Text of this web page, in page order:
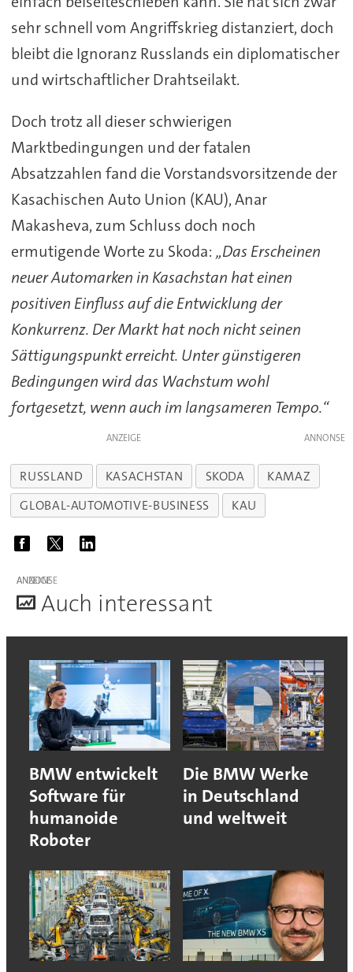
sehr schnell vom Angriffskrieg distanziert, doch
bleibt die Ignoranz Russlands ein diplomatischer
und wirtschaftlicher Drahtseilakt.
Doch trotz all dieser schwierigen
Marktbedingungen und der fatalen
Absatzzahlen fand die Vorstandsvorsitzende der
Kasachischen Auto Union (KAU), Anar
Makasheva, zum Schluss doch noch
ermutigende Worte zu Skoda: „Das Erscheinen
neuer Automarken in Kasachstan hat einen
positiven Einfluss auf die Entwicklung der
Konkurrenz. Der Markt hat noch nicht seinen
Sättigungspunkt erreicht. Unter günstigeren
Bedingungen wird das Wachstum wohl
fortgesetzt, wenn auch im langsameren Tempo.“
ANZEIGE
RUSSLAND KASACHSTAN SKODA
KAMAZ
GLOBAL-AUTOMOTIVE-BUSINESS
KAU
ANZEIGE
Auch interessant
BMW entwickelt
Software für
humanoide
Roboter
Die BMW Werke
in Deutschland
und weltweit